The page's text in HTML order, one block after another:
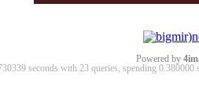
Powered by
seconds with 23 queries, spending